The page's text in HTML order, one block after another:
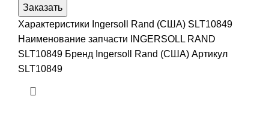
Заказать
Характеристики Ingersoll Rand (США) SLT10849
Наименование запчасти INGERSOLL RAND
SLT10849 Бренд Ingersoll Rand (США) Артикул
SLT10849